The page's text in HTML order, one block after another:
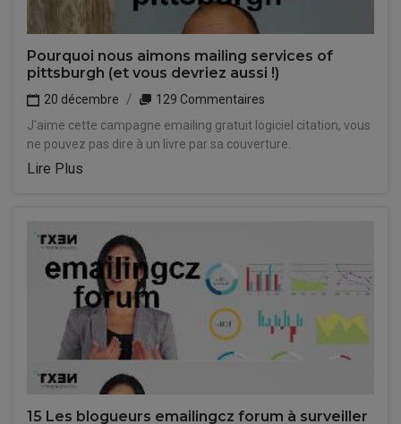
Pourquoi nous aimons mailing services of
pittsburgh (et vous devriez aussi !)
20 décembre
129 Commentaires
J'aime cette campagne emailing gratuit logiciel citation, vous
ne pouvez pas dire à un livre par sa couverture.
Lire Plus
15 Les blogueurs emailingcz forum à surveiller